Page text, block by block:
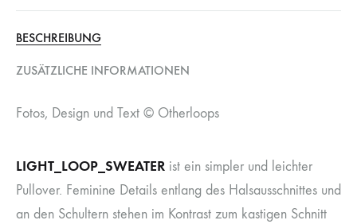
BESCHREIBUNG
ZUSÄTZLICHE INFORMATIONEN
Fotos, Design und Text © Otherloops
LIGHT_LOOP_SWEATER ist ein simpler und leichter
Pullover. Feminine Details entlang des Halsausschnittes und
an den Schultern stehen im Kontrast zum kastigen Schnitt